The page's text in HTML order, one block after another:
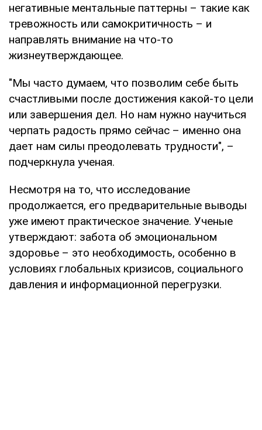
негативные ментальные паттерны – такие как
тревожность или самокритичность – и
направлять внимание на что-то
жизнеутверждающее.
"Мы часто думаем, что позволим себе быть
счастливыми после достижения какой-то цели
или завершения дел. Но нам нужно научиться
черпать радость прямо сейчас – именно она
дает нам силы преодолевать трудности", –
подчеркнула ученая.
Несмотря на то, что исследование
продолжается, его предварительные выводы
уже имеют практическое значение. Ученые
утверждают: забота об эмоциональном
здоровье – это необходимость, особенно в
условиях глобальных кризисов, социального
давления и информационной перегрузки.